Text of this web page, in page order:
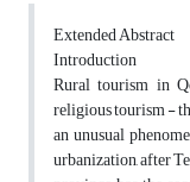
Extended Abstract
Introduction
Rural tourism in
religious tourism -
an unusual
urbanization, after